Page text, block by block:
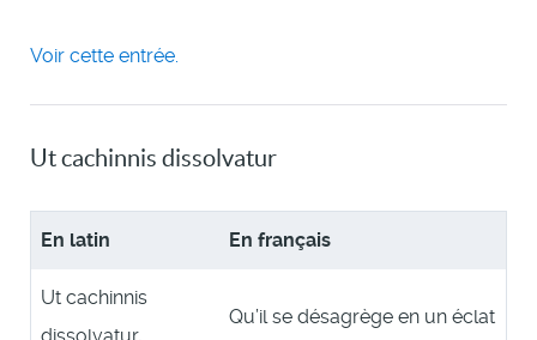
Voir cette entrée.
Ut cachinnis dissolvatur
En latin En français
Ut cachinnis
Qu’il se désagrège en un éclat